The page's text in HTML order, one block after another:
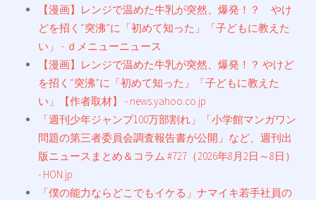
【漫画】レンジで温めた牛乳が突然、爆発！？ やけ
どを招く“突沸”に「初めて知った」「子どもに教えた
い」 - ｄメニューニュース
【漫画】レンジで温めた牛乳が突然、爆発！？ やけど
を招く“突沸”に「初めて知った」「子どもに教えた
い」【作者取材】 - news.yahoo.co.jp
「週刊少年ジャンプ100万部割れ」「小学館マンガワン
問題の第三者委員会調査報告書が公開」など、週刊出
版ニュースまとめ＆コラム #727（2026年8月2日～8日）
- HON.jp
「僕の能力ならどこでもイケる」ナマイキ若手社員の